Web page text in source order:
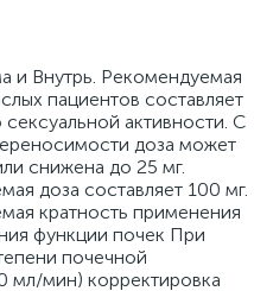
и Внутрь. Рекомендуемая
пациентов составляет
активности. С
доза может
снижена до 25 мг.
доза составляет 100 мг.
кратность применения
функции почек При
почечной
мл/мин) корректировка